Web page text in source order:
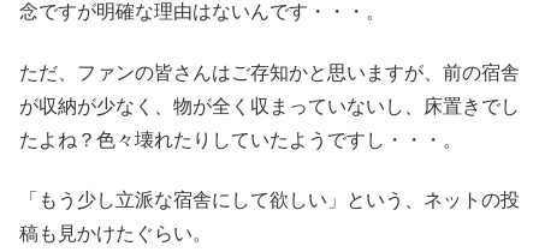
念ですが明確な理由はないんです・・・。
ただ、ファンの皆さんはご存知かと思いますが、前の宿舎
が収納が少なく、物が全く収まっていないし、床置きでし
たよね？色々壊れたりしていたようですし・・・。
「もう少し立派な宿舎にして欲しい」という、ネットの投
稿も見かけたぐらい。